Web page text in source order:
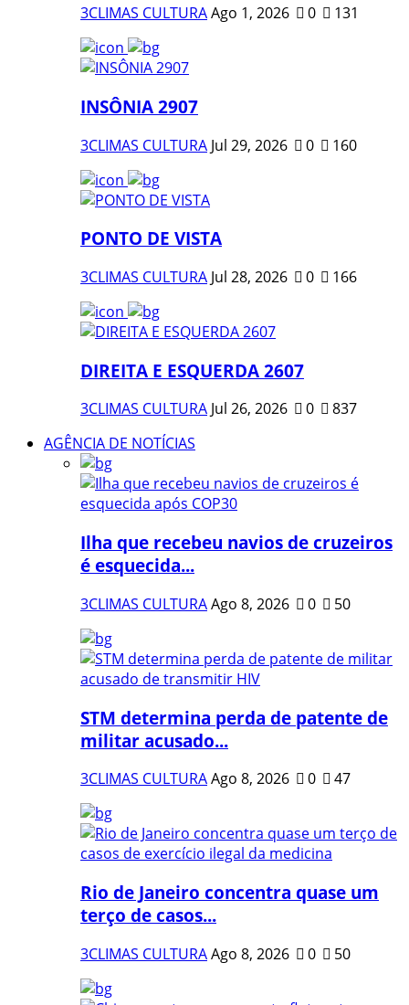
3CLIMAS CULTURAAgo 1, 2026 0 131
INSÔNIA 2907
3CLIMAS CULTURA Jul 29, 2026 0 160
PONTO DE VISTA
3CLIMAS CULTURA Jul 28, 2026 0 166
DIREITA E ESQUERDA 2607
3CLIMAS CULTURA Jul 26, 2026 0
837
AGÊNCIA DE NOTÍCIAS
Ilha que recebeu navios de cruzeiros
é esquecida...
3CLIMAS CULTURAAgo 8, 2026 0 50
STM determina perda de patente de
militar acusado...
3CLIMAS CULTURAAgo 8, 2026 0 47
Rio de Janeiro concentra quase um
terço de casos...
3CLIMAS CULTURAAgo 8, 2026 0 50